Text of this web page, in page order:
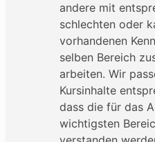
andere mit
schlechten oder
vorhandenen
selben Bereich
arbeiten. Wir
Kursinhalte
dass die für das
wichtigsten